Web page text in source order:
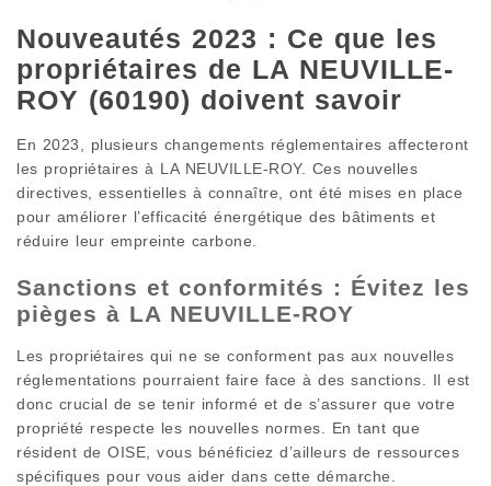
Nouveautés 2023 : Ce que les
propriétaires de LA NEUVILLE-
ROY (60190) doivent savoir
En 2023, plusieurs changements réglementaires affecteront
les propriétaires à LA NEUVILLE-ROY. Ces nouvelles
directives, essentielles à connaître, ont été mises en place
pour améliorer l’efficacité énergétique des bâtiments et
réduire leur empreinte carbone.
Sanctions et conformités : Évitez les
pièges à LA NEUVILLE-ROY
Les propriétaires qui ne se conforment pas aux nouvelles
réglementations pourraient faire face à des sanctions. Il est
donc crucial de se tenir informé et de s’assurer que votre
propriété respecte les nouvelles normes. En tant que
résident de OISE, vous bénéficiez d’ailleurs de ressources
spécifiques pour vous aider dans cette démarche.